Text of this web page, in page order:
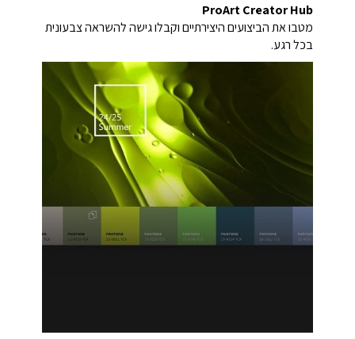
ProArt Creator Hub
מטבו את הביצועים היצירתיים וקבלו גישה להשראה צבעונית
בכל רגע.